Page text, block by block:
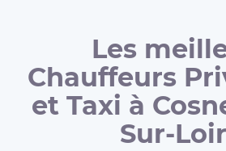
Les
Chauffeurs
et Taxi à
Sur-